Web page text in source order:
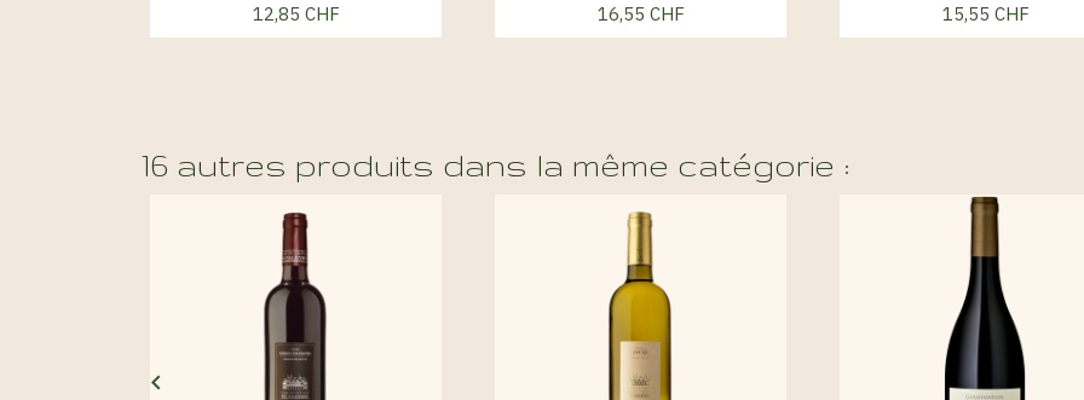
Prix
12,85 CHF
Prix
16,55 CHF
Prix
15,55 CHF
16 autres produits dans la même catégorie :
